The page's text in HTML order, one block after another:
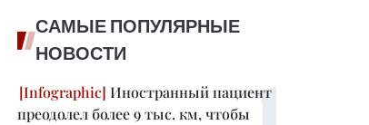
САМЫЕ ПОПУЛЯРНЫЕ
НОВОСТИ
Иностранный пациент
преодолел более 9 тыс. км, чтобы